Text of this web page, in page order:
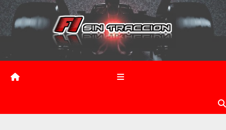
Saltar
contenido